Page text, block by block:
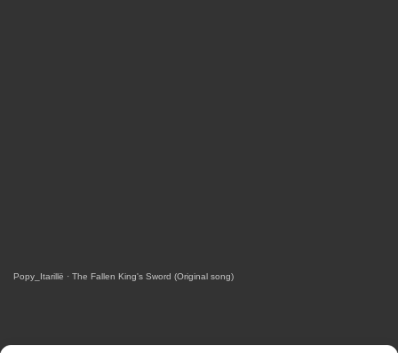
Popy_Itarillë · The Fallen King's Sword (Original song)